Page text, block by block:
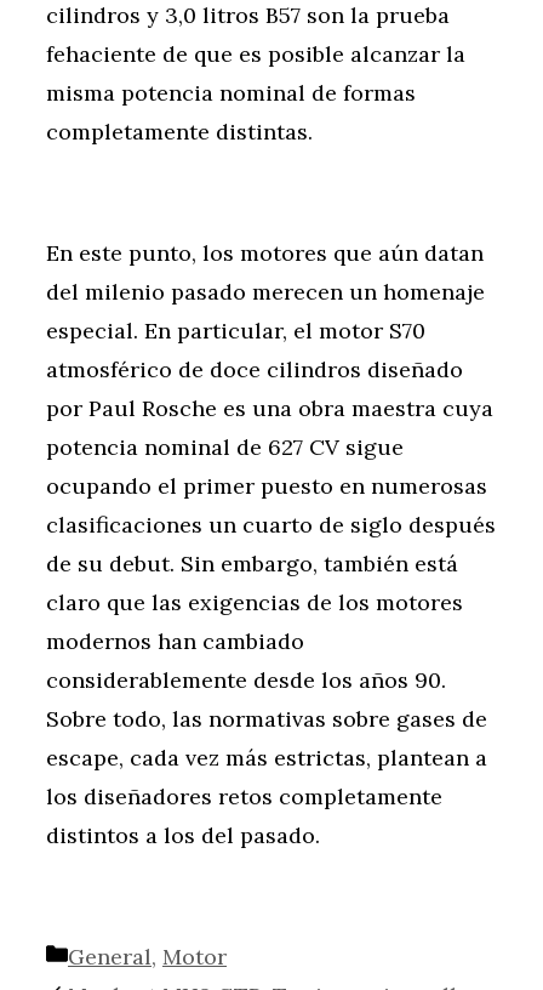
cilindros y 3,0 litros B57 son la prueba
fehaciente de que es posible alcanzar la
misma potencia nominal de formas
completamente distintas.
En este punto, los motores que aún datan
del milenio pasado merecen un homenaje
especial. En particular, el motor S70
atmosférico de doce cilindros diseñado
por Paul Rosche es una obra maestra cuya
potencia nominal de 627 CV sigue
ocupando el primer puesto en numerosas
clasificaciones un cuarto de siglo después
de su debut. Sin embargo, también está
claro que las exigencias de los motores
modernos han cambiado
considerablemente desde los años 90.
Sobre todo, las normativas sobre gases de
escape, cada vez más estrictas, plantean a
los diseñadores retos completamente
distintos a los del pasado.
Categorías
General, Motor